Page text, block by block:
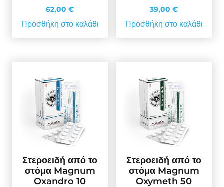
62,00 €
Προσθήκη στο καλάθι
39,00 €
Προσθήκη στο καλάθι
Στεροειδή από το
στόμα Magnum
Oxandro 10
Στεροειδή από το
στόμα Magnum
Oxymeth 50